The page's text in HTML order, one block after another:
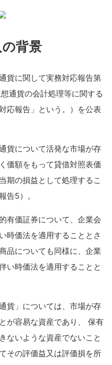
の背景
貨に関して実務対応報告第
通貨の会計処理等に関する
応報告」という。）を公表
貨について活発な市場が存
価額をもって貸借対照表価
期の損益として処理するこ
告5）。
有価証券について、企業会
時価法を適用することとさ
品についても同様に、企業
い時価法を適用することと
貨」については、市場が存
が容易な資産であり、 保有
ないような資産でないこと
その評価益又は評価損を所